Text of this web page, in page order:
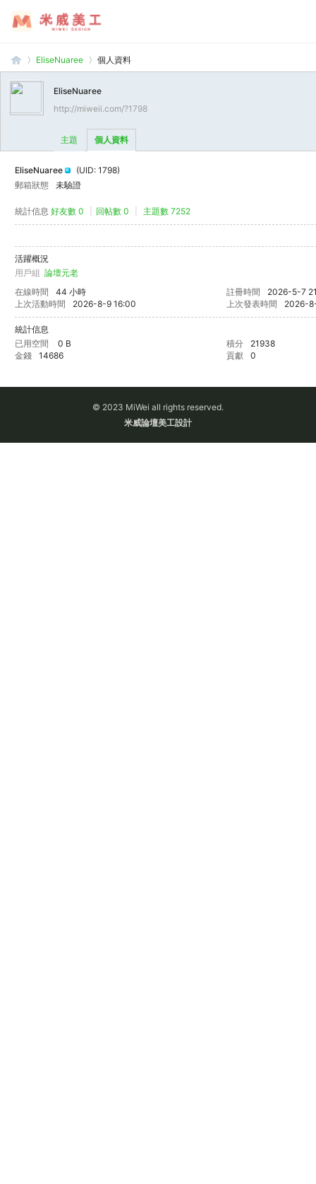
威
EliseNuaree 個人資料
EliseNuaree
http://miweii.com/?1798
主題 個人資料
EliseNuaree
(UID: 1798)
郵箱狀態
未驗證
統計信息 好友數 0 回帖數 0 主題數 7252
活躍概況
用戶組 論壇元老
在線時間
44 小時 註冊時間
2026-5-7
上次活動時間
2026-8-9 16:00 上次發表時間 2026-
統計信息
已用空間
0 B 積分
21938
金錢
14686 貢獻 0
© 2023 MiWei all rights reserved.
米威論壇美工設計